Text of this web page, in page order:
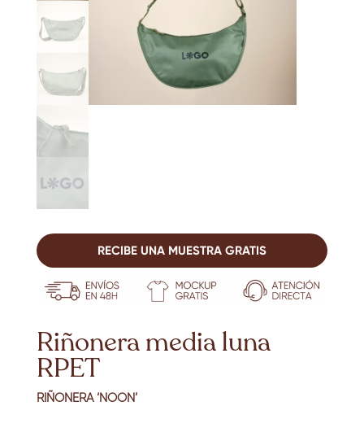
RECIBE UNA MUESTRA GRATIS
Riñonera media luna
RPET
RIÑONERA ‘NOON’